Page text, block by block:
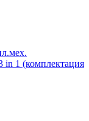
1 (комплектация